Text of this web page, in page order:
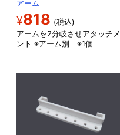
アーム
¥818 (税込)
アームを2分岐させアタッチメ
ント ※アーム別 ※1個